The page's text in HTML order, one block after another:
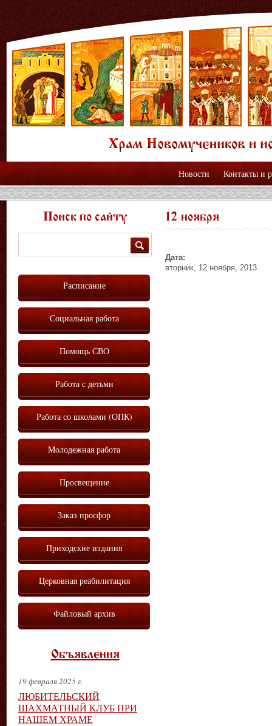
Новости Контакты и
12 ноября
Дата:
вторник, 12 ноября, 2013
Поиск по сайту
Расписание
Социальная работа
Помощь СВО
Работа с детьми
Работа со школами (ОПК)
Молодежная работа
Просвещение
Заказ просфор
Приходские издания
Церковная реабилитация
Файловый архив
Объявления
19 февраля 2025 г.
ЛЮБИТЕЛЬСКИЙ
ШАХМАТНЫЙ КЛУБ ПРИ
НАШЕМ ХРАМЕ